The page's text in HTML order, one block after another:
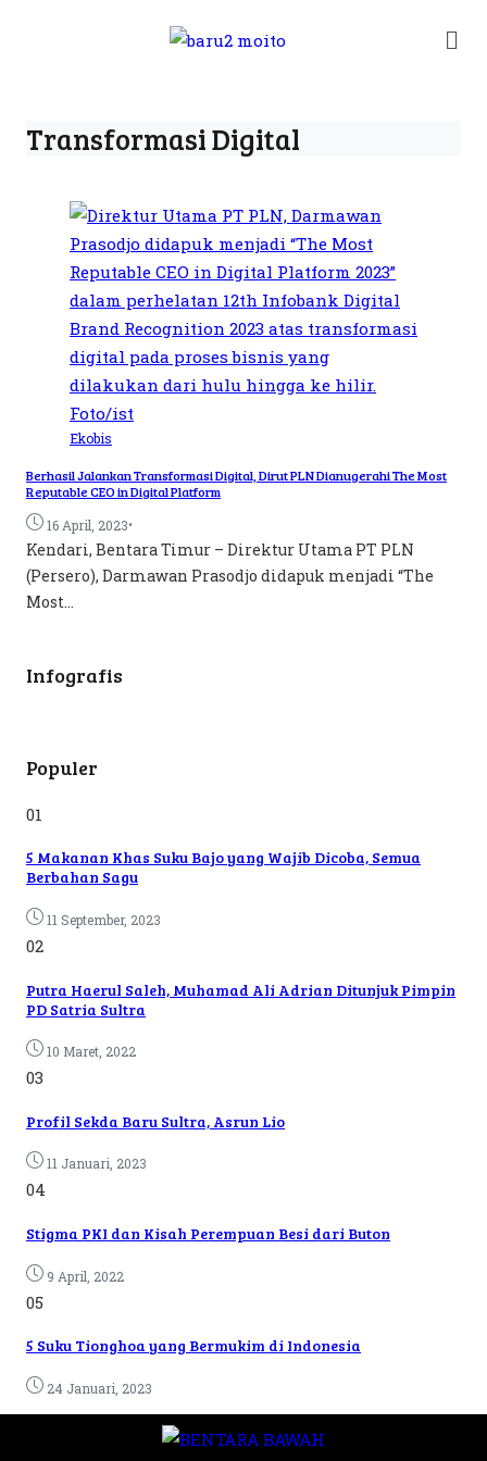
Transformasi Digital
Ekobis
Berhasil Jalankan Transformasi Digital, Dirut PLN Dianugerahi The Most
Reputable CEO in Digital Platform
16 April, 2023•
Kendari, Bentara Timur – Direktur Utama PT PLN
(Persero), Darmawan Prasodjo didapuk menjadi “The
Most...
Infografis
Populer
01
5 Makanan Khas Suku Bajo yang Wajib Dicoba, Semua
Berbahan Sagu
11 September, 2023
02
Putra Haerul Saleh, Muhamad Ali Adrian Ditunjuk Pimpin
PD Satria Sultra
10 Maret, 2022
03
Profil Sekda Baru Sultra, Asrun Lio
11 Januari, 2023
04
Stigma PKI dan Kisah Perempuan Besi dari Buton
9 April, 2022
05
5 Suku Tionghoa yang Bermukim di Indonesia
24 Januari, 2023